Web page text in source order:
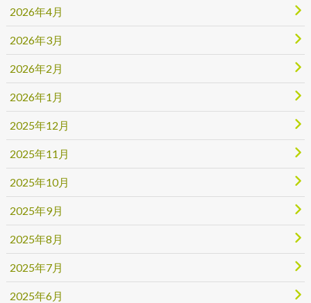
2026年4月
2026年3月
2026年2月
2026年1月
2025年12月
2025年11月
2025年10月
2025年9月
2025年8月
2025年7月
2025年6月